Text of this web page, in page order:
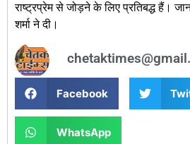
राष्ट्रप्रेम से जोड़ने के लिए प्रतिबद्ध हैं।
शर्मा ने दी।
Facebook
WhatsApp